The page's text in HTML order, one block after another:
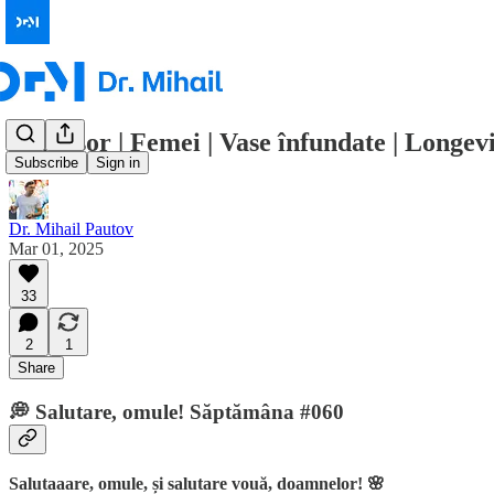
Subscribe Sign in
Mărțișor | Femei | Vase înfundate |
Dr. Mihail Pautov
Mar 01, 2025
33
2
1
Share
💭 Salutare, omule! Săptămâna #060
Salutaaare, omule, și salutare vouă, doamnelor! 🌸